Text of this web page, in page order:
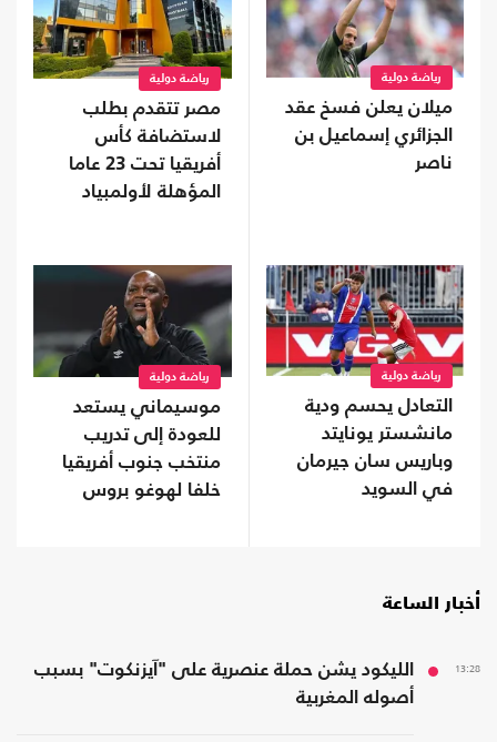
رياضة دولية
ميلان يعلن فسخ عقد
الجزائري إسماعيل بن
ناصر
رياضة دولية
مصر تتقدم بطلب
لاستضافة كأس
أفريقيا تحت 23 عاما
المؤهلة لأولمبياد
رياضة دولية
التعادل يحسم ودية
مانشستر يونايتد
وباريس سان جيرمان
في السويد
رياضة دولية
موسيماني يستعد
للعودة إلى تدريب
منتخب جنوب أفريقيا
خلفا لهوغو بروس
أخبار الساعة
13:28
الليكود يشن حملة عنصرية على "آيزنكوت" بسبب
أصوله المغربية